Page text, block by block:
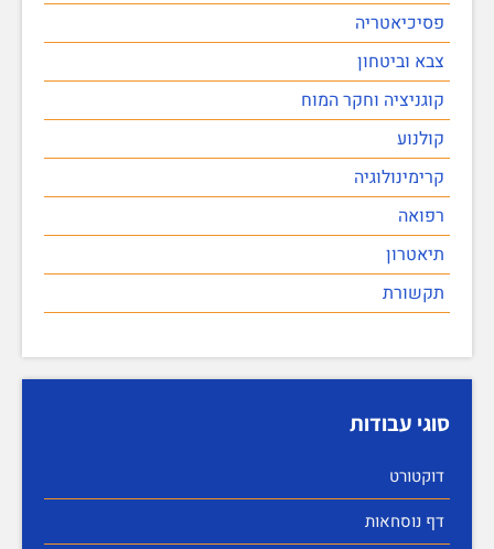
פסיכיאטריה
צבא וביטחון
קוגניציה וחקר המוח
קולנוע
קרימינולוגיה
רפואה
תיאטרון
תקשורת
סוגי עבודות
דוקטורט
דף נוסחאות